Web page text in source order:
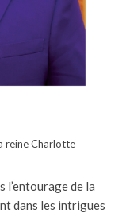
reine Charlotte
l’entourage de la
dans les intrigues